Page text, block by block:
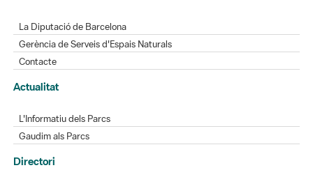
La Diputació de Barcelona
Gerència de Serveis d'Espais Naturals
Contacte
Actualitat
L'Informatiu dels Parcs
Gaudim als Parcs
Directori